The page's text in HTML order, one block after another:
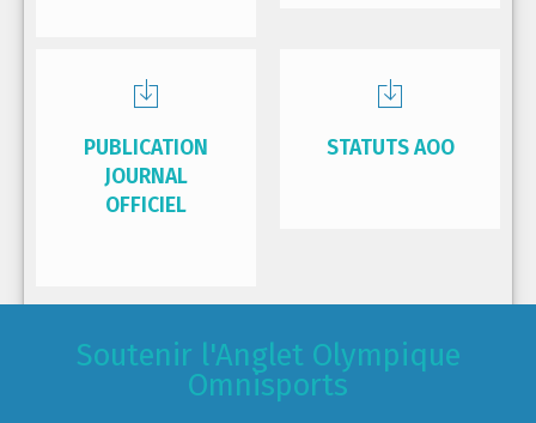
PUBLICATION
JOURNAL
OFFICIEL
STATUTS AOO
Soutenir l'Anglet Olympique
Omnisports